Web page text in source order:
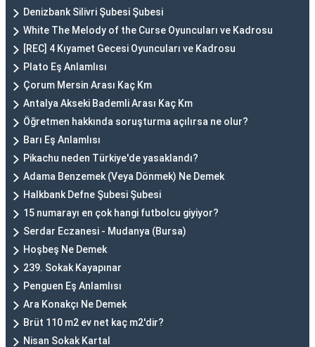
Denizbank Silivri Şubesi Şubesi
White The Melody of the Curse Oyuncuları ve Kadrosu
[REC] 4 Kıyamet Gecesi Oyuncuları ve Kadrosu
Plato Eş Anlamlısı
Çorum Mersin Arası Kaç Km
Antalya Akseki Bademli Arası Kaç Km
Öğretmen hakkında soruşturma açılırsa ne olur?
Barı Eş Anlamlısı
Pikachu neden Türkiye'de yasaklandı?
Adama Benzemek (Veya Dönmek) Ne Demek
Halkbank Defne Şubesi Şubesi
15 numarayı en çok hangi futbolcu giyiyor?
Serdar Eczanesi - Mudanya (Bursa)
Hoşbeş Ne Demek
239. Sokak Kayapınar
Penguen Eş Anlamlısı
Ara Konakçı Ne Demek
Brüt 110 m2 ev net kaç m2'dir?
Nisan Sokak Kartal